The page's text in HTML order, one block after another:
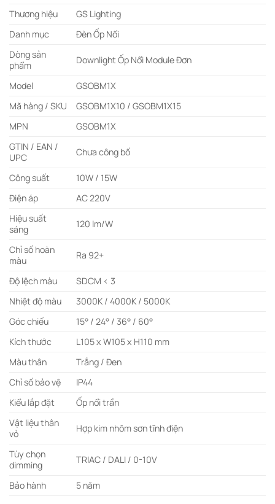
Thương hiệu
GS Lighting
Danh mục
Đèn Ốp Nổi
Dòng sản
phẩm
Downlight Ốp Nổi Module Đơn
Model
GSOBM1X
Mã hàng / SKU
GSOBM1X10 / GSOBM1X15
MPN
GSOBM1X
GTIN / EAN /
UPC
Chưa công bố
Công suất
10W / 15W
Điện áp
AC 220V
Hiệu suất
sáng
120 lm/W
Chỉ số hoàn
màu
Ra 92+
Độ lệch màu
SDCM < 3
Nhiệt độ màu
3000K / 4000K / 5000K
Góc chiếu
15° / 24° / 36° / 60°
Kích thước
L105 x W105 x H110 mm
Màu thân
Trắng / Đen
Chỉ số bảo vệ
IP44
Kiểu lắp đặt
Ốp nổi trần
Vật liệu thân
vỏ
Hợp kim nhôm sơn tĩnh điện
Tùy chọn
dimming
TRIAC / DALI / 0-10V
Bảo hành 5 năm